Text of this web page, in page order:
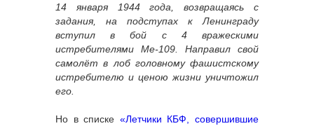
14 января 1944 года, возвращаясь с
задания, на подступах к Ленинграду
вступил в бой с 4 вражескими
истребителями Me-109. Направил свой
самолёт в лоб головному фашистскому
истребителю и ценою жизни уничтожил
его.
Но в списке «Летчики КБФ, совершившие